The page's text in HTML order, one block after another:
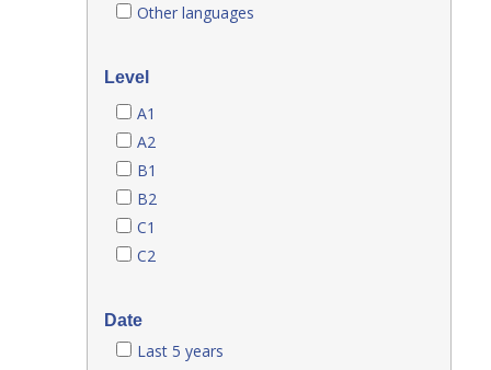
Other languages
Level
A1
A2
B1
B2
C1
C2
Date
Last 5 years